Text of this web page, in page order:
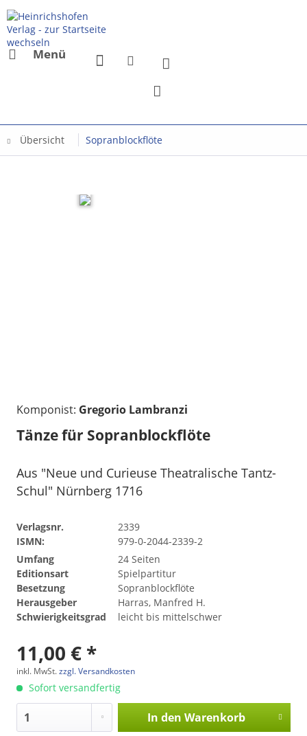
Menü
Übersicht Sopranblockflöte
Komponist: Gregorio Lambranzi
Tänze für Sopranblockflöte
Aus "Neue und Curieuse Theatralische Tantz-
Schul" Nürnberg 1716
Verlagsnr.
2339
ISMN:
979-0-2044-2339-2
Umfang
24 Seiten
Editionsart
Spielpartitur
Besetzung
Sopranblockflöte
Herausgeber
Harras, Manfred H.
Schwierigkeitsgrad
leicht bis mittelschwer
11,00 € *
inkl. MwSt.zzgl. Versandkosten
Sofort versandfertig
In den Warenkorb